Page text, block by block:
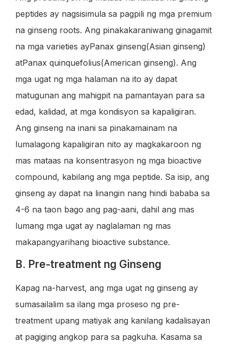
peptides ay nagsisimula sa pagpili ng mga premium
na ginseng roots. Ang pinakakaraniwang ginagamit
na mga varieties ayPanax ginseng(Asian ginseng)
atPanax quinquefolius(American ginseng). Ang
mga ugat ng mga halaman na ito ay dapat
matugunan ang mahigpit na pamantayan para sa
edad, kalidad, at mga kondisyon sa kapaligiran.
Ang ginseng na inani sa pinakamainam na
lumalagong kapaligiran nito ay magkakaroon ng
mas mataas na konsentrasyon ng mga bioactive
compound, kabilang ang mga peptide. Sa isip, ang
ginseng ay dapat na linangin nang hindi bababa sa
4-6 na taon bago ang pag-aani, dahil ang mas
lumang mga ugat ay naglalaman ng mas
makapangyarihang bioactive substance.
B. Pre-treatment ng Ginseng
Kapag na-harvest, ang mga ugat ng ginseng ay
sumasailalim sa ilang mga proseso ng pre-
treatment upang matiyak ang kanilang kadalisayan
at pagiging angkop para sa pagkuha. Kasama sa